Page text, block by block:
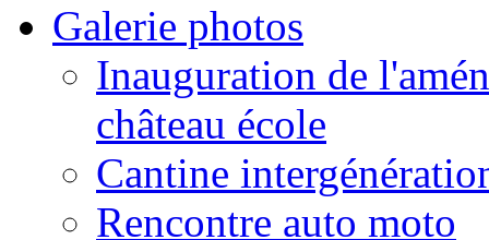
Galerie photos
Inauguration de
château école
Cantine
Rencontre auto moto